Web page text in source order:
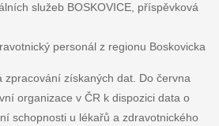
služeb BOSKOVICE, příspěvková
personál z regionu Boskovicka
zpracování získaných dat. Do června
organizace v ČR k dispozici data o
schopnosti u lékařů a zdravotnického